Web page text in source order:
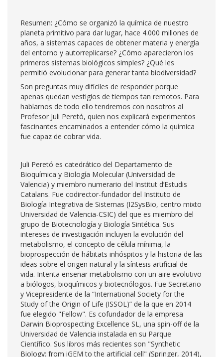
Resumen: ¿Cómo se organizó la química de nuestro
planeta primitivo para dar lugar, hace 4.000 millones de
años, a sistemas capaces de obtener materia y energía
del entorno y autorreplicarse? ¿Cómo aparecieron los
primeros sistemas biológicos simples? ¿Qué les
permitió evolucionar para generar tanta biodiversidad?
Son preguntas muy difíciles de responder porque
apenas quedan vestigios de tiempos tan remotos. Para
hablarnos de todo ello tendremos con nosotros al
Profesor Juli Peretó, quien nos explicará experimentos
fascinantes encaminados a entender cómo la química
fue capaz de cobrar vida.
Juli Peretó es catedrático del Departamento de
Bioquímica y Biología Molecular (Universidad de
Valencia) y miembro numerario del Institut d’Estudis
Catalans. Fue codirector-fundador del Instituto de
Biología Integrativa de Sistemas (I2SysBio, centro mixto
Universidad de Valencia-CSIC) del que es miembro del
grupo de Biotecnología y Biología Sintética. Sus
intereses de investigación incluyen la evolución del
metabolismo, el concepto de célula mínima, la
bioprospección de hábitats inhóspitos y la historia de las
ideas sobre el origen natural y la síntesis artificial de
vida. Intenta enseñar metabolismo con un aire evolutivo
a biólogos, bioquímicos y biotecnólogos. Fue Secretario
y Vicepresidente de la “International Society for the
Study of the Origin of Life (ISSOL)” de la que en 2014
fue elegido "Fellow". Es cofundador de la empresa
Darwin Bioprospecting Excellence SL, una spin-off de la
Universidad de Valencia instalada en su Parque
Científico. Sus libros más recientes son "Synthetic
Biology: from iGEM to the artificial cell" (Springer, 2014),